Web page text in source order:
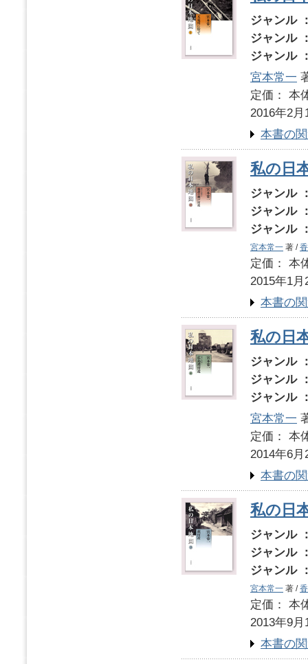
ジャンル
ジャンル
ジャンル
宮本常一
定価：
2016年2月
本書の
私の日
ジャンル
ジャンル
ジャンル
宮本常一 著 /
定価：
2015年1月
本書の
私の日
ジャンル
ジャンル
ジャンル
宮本常一
定価：
2014年6月
本書の
私の日
ジャンル
ジャンル
ジャンル
宮本常一 著 /
定価：
2013年9月
本書の